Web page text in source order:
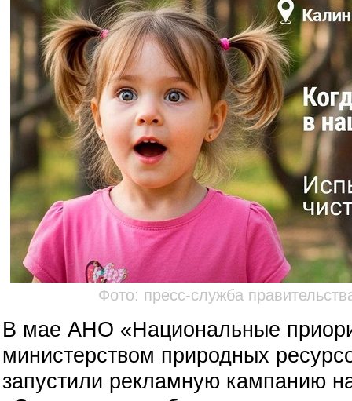
Фото: пресс-служба
В мае АНО «Национальные
министерством природных
запустили рекламную кампанию